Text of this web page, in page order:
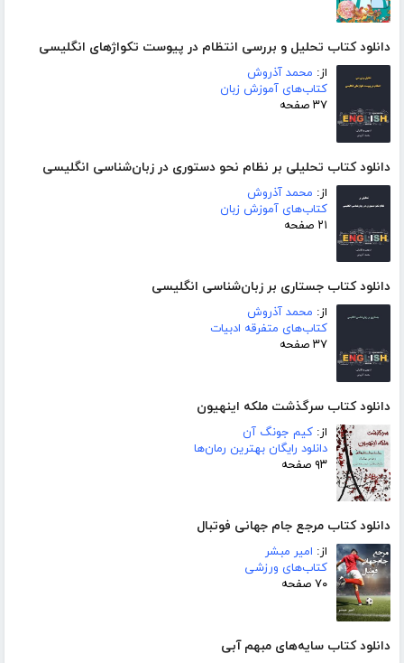
دانلود کتاب تحلیل و بررسی انتظام در پیوست تکواژهای انگلیسی
از: محمد آذروش
کتاب‌های آموزش زبان
۳۷ صفحه
دانلود کتاب تحلیلی بر نظام نحو دستوری در زبان‌شناسی انگلیسی
از: محمد آذروش
کتاب‌های آموزش زبان
۲۱ صفحه
دانلود کتاب جستاری بر زبان‌شناسی انگلیسی
از: محمد آذروش
کتاب‌های متفرقه ادبیات
۳۷ صفحه
دانلود کتاب سرگذشت ملکه اینهیون
از: کیم جونگ آن
دانلود رایگان بهترین رمان‌ها
۹۳ صفحه
دانلود کتاب مرجع جام جهانی فوتبال
از: امیر مبشر
کتاب‌های ورزشی
۷۰ صفحه
دانلود کتاب سایه‌های مبهم آبی